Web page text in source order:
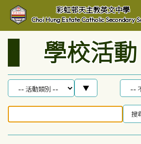
彩虹邨天主教英文中學
Choi Hung Estate Catholic Secondary
學校活動